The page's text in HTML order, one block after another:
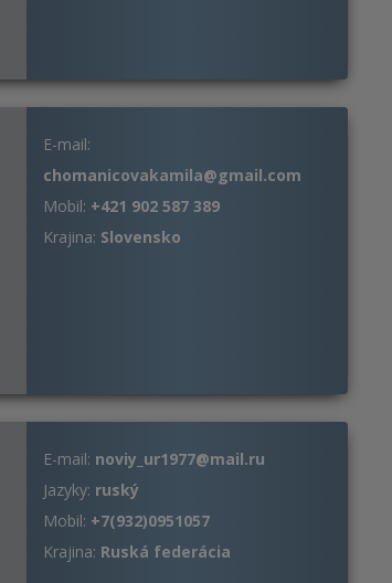
E-mail:
chomanicovakamila@gmail.com
Mobil: +421 902 587 389
Krajina: Slovensko
E-mail: noviy_ur1977@mail.ru
Jazyky: ruský
Mobil: +7(932)0951057
Krajina: Ruská federácia